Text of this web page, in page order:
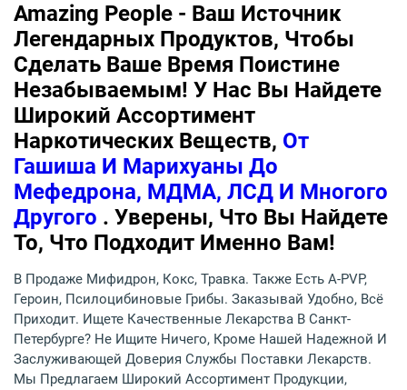
Amazing People - Ваш Источник
Легендарных Продуктов, Чтобы
Сделать Ваше Время Поистине
Незабываемым! У Нас Вы Найдете
Широкий Ассортимент
Наркотических Веществ, От
Гашиша И Марихуаны До
Мефедрона, МДМА, ЛСД И Многого
Другого . Уверены, Что Вы Найдете
То, Что Подходит Именно Вам!
В Продаже Мифидрон, Кокс, Травка. Также Есть A-PVP,
Героин, Псилоцибиновые Грибы. Заказывай Удобно, Всё
Приходит. Ищете Качественные Лекарства В Санкт-
Петербурге? Не Ищите Ничего, Кроме Нашей Надежной И
Заслуживающей Доверия Службы Поставки Лекарств.
Мы Предлагаем Широкий Ассортимент Продукции,